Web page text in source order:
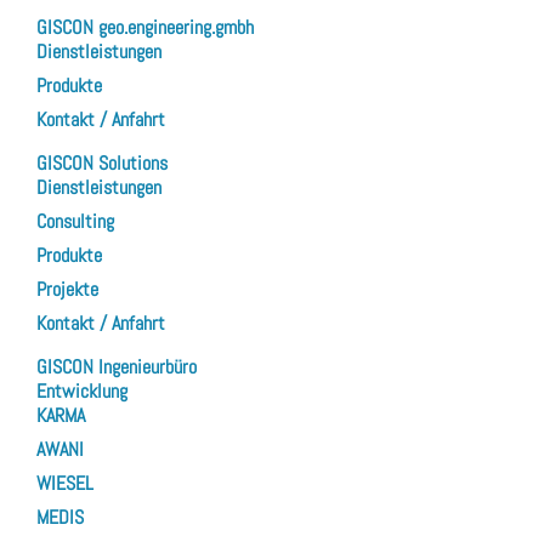
GISCON geo.engineering.gmbh
Dienstleistungen
Produkte
Kontakt / Anfahrt
GISCON Solutions
Dienstleistungen
Consulting
Produkte
Projekte
Kontakt / Anfahrt
GISCON Ingenieurbüro
Entwicklung
KARMA
AWANI
WIESEL
MEDIS